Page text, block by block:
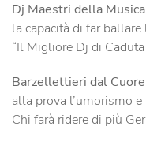
Dj Maestri della
la capacità di far
“Il Migliore Dj di Caduta
Barzellettieri dal
alla prova l’umorismo
Chi farà ridere di più